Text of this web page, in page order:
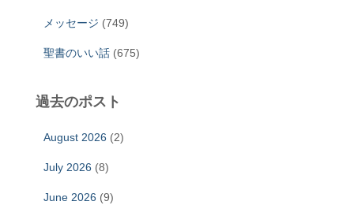
メッセージ (749)
聖書のいい話 (675)
過去のポスト
August 2026 (2)
July 2026 (8)
June 2026 (9)